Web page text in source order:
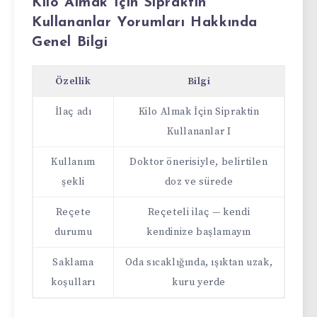
Kilo Almak İçin Sipraktin
Kullananlar Yorumları Hakkında
Genel Bilgi
Özellik Bilgi
İlaç adı
Kilo Almak İçin Sipraktin
Kullananlar I
Kullanım
şekli
Doktor önerisiyle, belirtilen
doz ve sürede
Reçete
durumu
Reçeteli ilaç — kendi
kendinize başlamayın
Saklama
koşulları
Oda sıcaklığında, ışıktan uzak,
kuru yerde